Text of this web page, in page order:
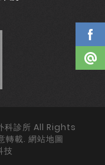
診所 All Rights
轉載. 網站地圖
技